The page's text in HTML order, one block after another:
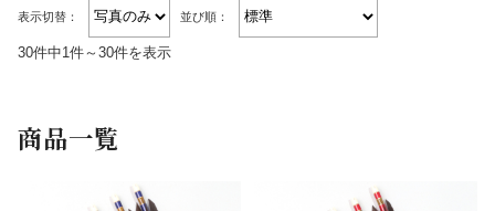
表示切替： 並び順：
30件中1件～30件を表示
商品一覧